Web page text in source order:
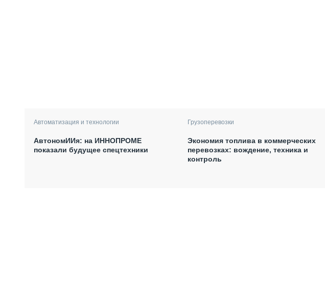
Автоматизация и технологии
АвтономИИя: на ИННОПРОМЕ
показали будущее спецтехники
Грузоперевозки
Экономия топлива в коммерческих
перевозках: вождение, техника и
контроль